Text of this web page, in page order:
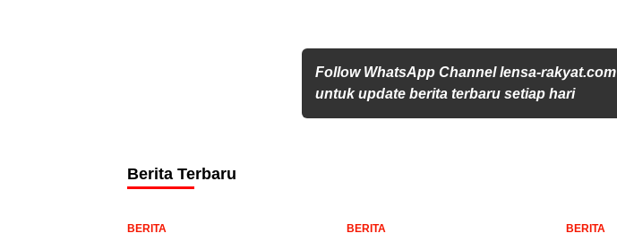
Follow WhatsApp Channel lensa-rakyat.com
untuk update berita terbaru setiap hari
Berita Terbaru
BERITA BERITA BERITA